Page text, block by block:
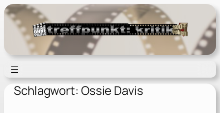
Zum
Inhalt
springen
Schlagwort: Ossie Davis